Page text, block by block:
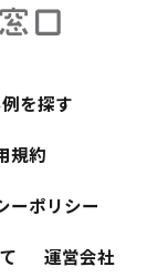
を探す
規約
ーポリシー
運営会社